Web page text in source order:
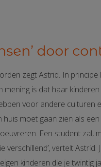
door
zegt Astrid. In
is dat haar
voor andere culturen
moet gaan zien als
Een student zal,
verschillend’, vertelt
kinderen die je twintig